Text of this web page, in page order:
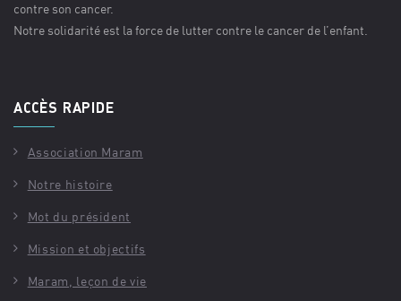
contre son cancer.
Notre solidarité est la force de lutter contre le cancer de l’enfant.
ACCÈS RAPIDE
Association Maram
Notre histoire
Mot du président
Mission et objectifs
Maram, leçon de vie